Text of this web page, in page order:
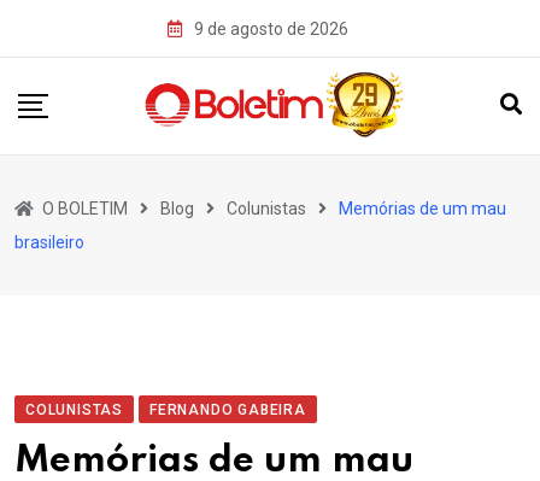
9 de agosto de 2026
O BOLETIM Blog Colunistas
Memórias de um mau
brasileiro
COLUNISTAS FERNANDO GABEIRA
Memórias de um mau